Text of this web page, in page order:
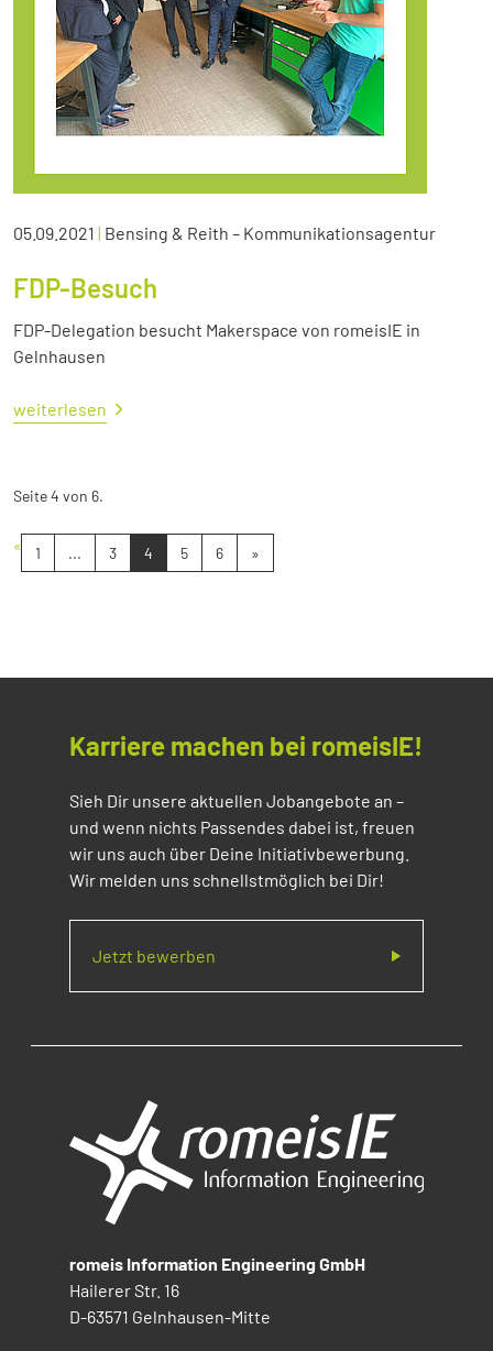
05.09.2021 | Bensing & Reith – Kommunikationsagentur
FDP-Besuch
FDP-Delegation besucht Makerspace von romeisIE in
Gelnhausen
weiterlesen
Seite 4 von 6.
« 1 ... 3 4 5 6 »
Karriere machen bei romeisIE!
Sieh Dir unsere aktuellen Jobangebote an –
und wenn nichts Passendes dabei ist, freuen
wir uns auch über Deine Initiativbewerbung.
Wir melden uns schnellstmöglich bei Dir!
Jetzt bewerben
romeis Information Engineering GmbH
Hailerer Str. 16
D-63571 Gelnhausen-Mitte